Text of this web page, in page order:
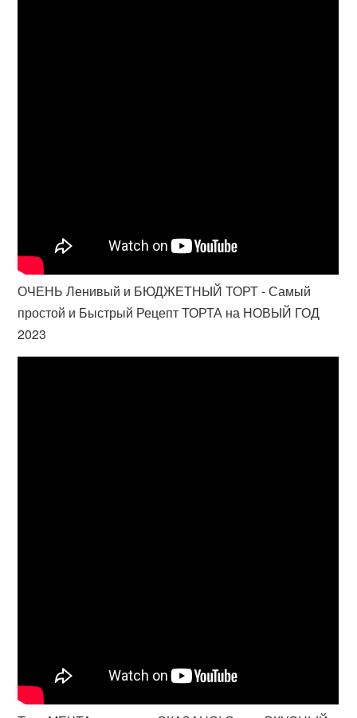
ОЧЕНЬ Ленивый и БЮДЖЕТНЫЙ ТОРТ - Самый
простой и Быстрый Рецепт ТОРТА на НОВЫЙ ГОД
2023